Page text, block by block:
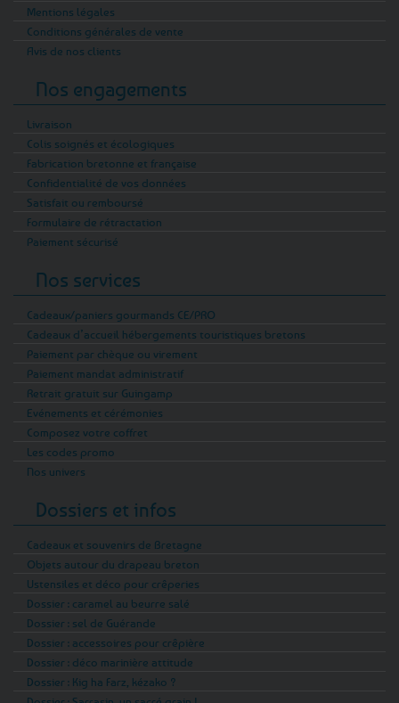
Mentions légales
Conditions générales de vente
Avis de nos clients
Nos engagements
Livraison
Colis soignés et écologiques
Fabrication bretonne et française
Confidentialité de vos données
Satisfait ou remboursé
Formulaire de rétractation
Paiement sécurisé
Nos services
Cadeaux/paniers gourmands CE/PRO
Cadeaux d’accueil hébergements touristiques bretons
Paiement par chèque ou virement
Paiement mandat administratif
Retrait gratuit sur Guingamp
Evénements et cérémonies
Composez votre coffret
Les codes promo
Nos univers
Dossiers et infos
Cadeaux et souvenirs de Bretagne
Objets autour du drapeau breton
Ustensiles et déco pour crêperies
Dossier : caramel au beurre salé
Dossier : sel de Guérande
Dossier : accessoires pour crêpière
Dossier : déco marinière attitude
Dossier : Kig ha Farz, kézako ?